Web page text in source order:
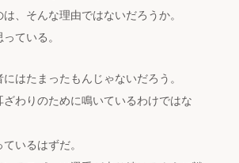
、そんな理由ではないだろうか。
ている。
はたまったもんじゃないだろう。
わりのために鳴いているわけではな
いるはずだ。